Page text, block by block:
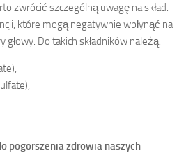
zwrócić szczególną uwagę na skład.
które mogą negatywnie wpłynąć na
głowy. Do takich składników należą:
pogorszenia zdrowia naszych